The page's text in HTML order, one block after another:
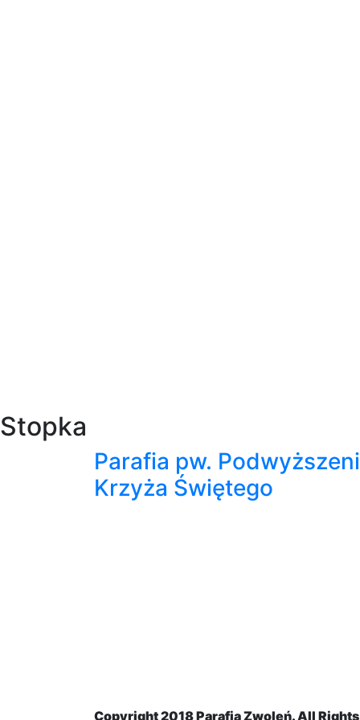
Stopka
Parafia pw.
Krzyża Świętego
Copyright 2018Parafia Zwoleń. All